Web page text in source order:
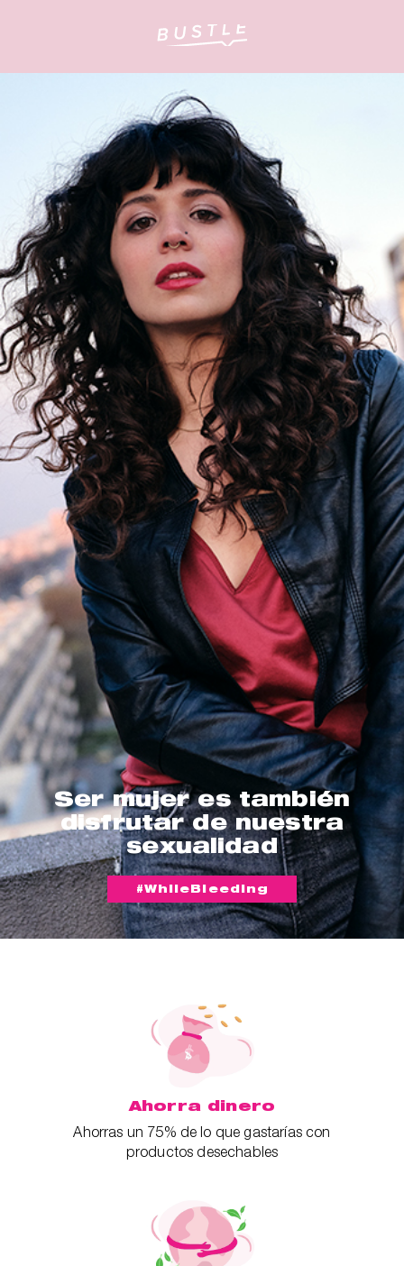
Ser mujer es también
disfrutar de nuestra
sexualidad
#WhileBleeding
Ahorra dinero
Ahorras un 75% de lo que gastarías con
productos desechables